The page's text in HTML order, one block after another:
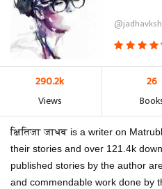
290.2k
Views
26
क्षितिजा जाधव is a writer on
their stories and over 121.4k
published stories by the author
and commendable work done by